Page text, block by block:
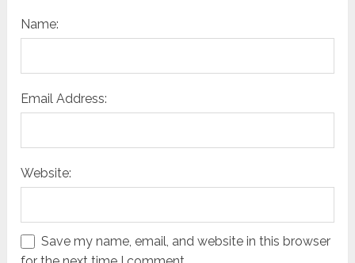
Name:
Email Address:
Website:
Save my name, email, and website in this browser